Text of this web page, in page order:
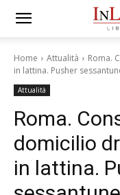
Home Attualità
Roma.
in lattina. Pusher
Attualità
Roma.
domicilio
in lattina.